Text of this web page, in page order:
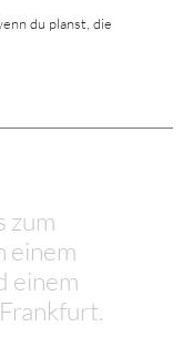
du planst, die
zum
einem
einem